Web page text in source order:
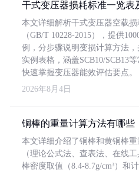
干式变压器损耗标准一览表
本文详细解析干式变压器空载
（GB/T 10228-2015），提供
例，分步骤说明变损计算方法
实例表格，涵盖SCB10/SCB13
快速掌握变压器能效评估要点。
2026年8月4日
铜棒的重量计算方法有哪些
本文详细介绍了铜棒和黄铜棒
（理论公式法、查表法、在线
棒密度取值（8.4-8.7g/cm³）和